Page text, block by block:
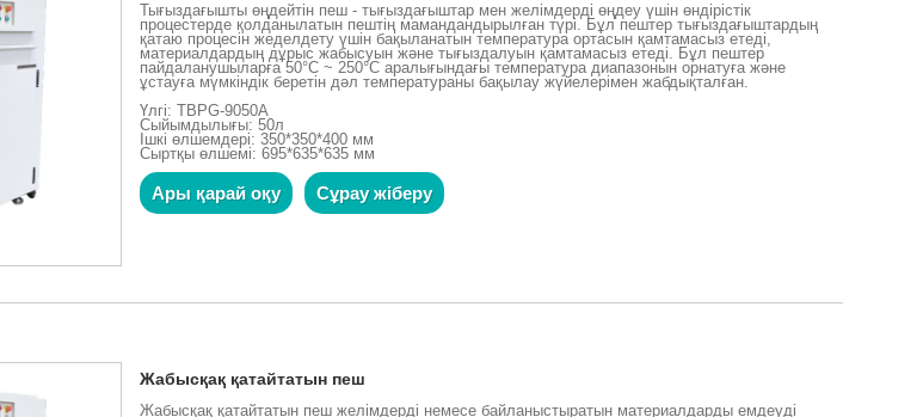
Тығыздағышты өңдейтін пеш - тығыздағыштар мен желімдерді өңдеу үшін өндірістік
процестерде қолданылатын пештің мамандандырылған түрі. Бұл пештер тығыздағыштардың
қатаю процесін жеделдету үшін бақыланатын температура ортасын қамтамасыз етеді,
материалдардың дұрыс жабысуын және тығыздалуын қамтамасыз етеді. Бұл пештер
пайдаланушыларға 50°C ~ 250°C аралығындағы температура диапазонын орнатуға және
ұстауға мүмкіндік беретін дәл температураны бақылау жүйелерімен жабдықталған.
Үлгі: TBPG-9050A
Сыйымдылығы: 50л
Ішкі өлшемдері: 350*350*400 мм
Сыртқы өлшемі: 695*635*635 мм
Ары қарай оқу Сұрау жіберу
Жабысқақ қатайтатын пеш
Жабысқақ қатайтатын пеш желімдерді немесе байланыстыратын материалдарды емдеуді